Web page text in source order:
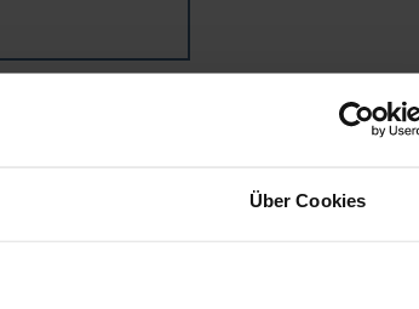
Über Cookies
der Lieferadresse kann die MwSt. an der